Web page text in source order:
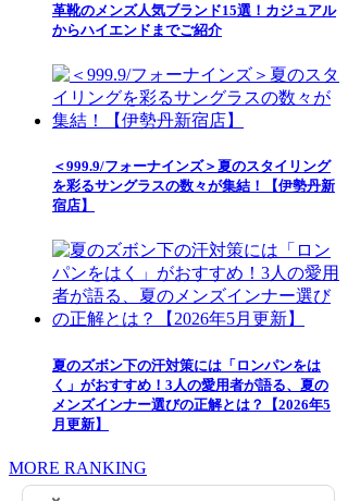
革靴のメンズ人気ブランド15選！カジュアル
からハイエンドまでご紹介
＜999.9/フォーナインズ＞夏のスタイリング
を彩るサングラスの数々が集結！【伊勢丹新
宿店】
夏のズボン下の汗対策には「ロンパンをは
く」がおすすめ！3人の愛用者が語る、夏の
メンズインナー選びの正解とは？【2026年5
月更新】
MORE RANKING